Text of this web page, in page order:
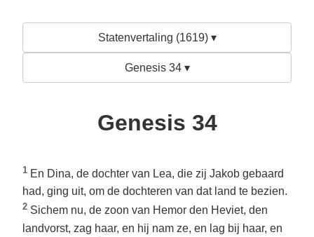
Statenvertaling (1619) ▾
Genesis 34 ▾
Genesis 34
1 En Dina, de dochter van Lea, die zij Jakob gebaard
had, ging uit, om de dochteren van dat land te bezien.
2 Sichem nu, de zoon van Hemor den Heviet, den
landvorst, zag haar, en hij nam ze, en lag bij haar, en